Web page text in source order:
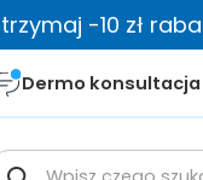
-10 zł
Dermo konsultacja